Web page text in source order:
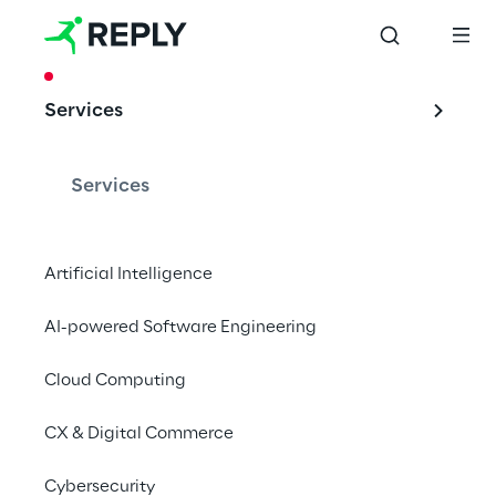
Services
Services
Artificial Intelligence
AI-powered Software Engineering
Cloud Computing
CX & Digital Commerce
Cybersecurity
Docsity: a SaaS on
AWS
Amazon Web Services
La piattaforma